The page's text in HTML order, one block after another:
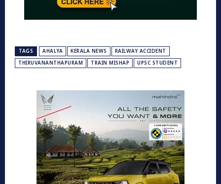
TAGS AHALYA KERALA NEWS
RAILWAY ACCIDENT
THIRUVANANTHAPURAM
TRAIN MISHAP UPSC STUDENT